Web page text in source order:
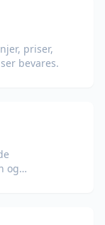
priser,
bevares.
og